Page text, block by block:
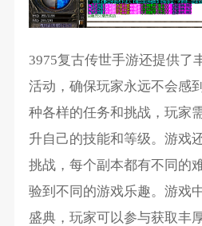
3975复古传世手游还提供了
活动，确保玩家永远不会感
种各样的任务和挑战，玩家
升自己的技能和等级。游戏
挑战，每个副本都有不同的
验到不同的游戏乐趣。游戏
盛典，玩家可以参与获取丰